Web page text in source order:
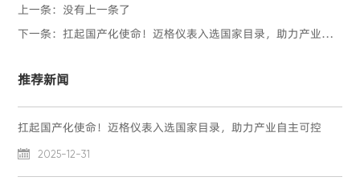
上一条：没有上一条了
下一条：扛起国产化使命！迈格仪表入选国家目录，助力产业自主可控
推荐新闻
扛起国产化使命！迈格仪表入选国家目录，助力产业自主可控
 2025-12-31